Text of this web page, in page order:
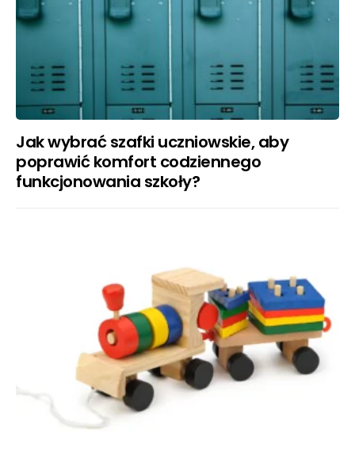
Jak wybrać szafki uczniowskie, aby
poprawić komfort codziennego
funkcjonowania szkoły?